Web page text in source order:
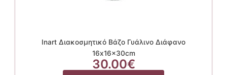
Inart Διακοσμητικό Βάζο Γυάλινο Διάφανο
16x16x30cm
30.00€